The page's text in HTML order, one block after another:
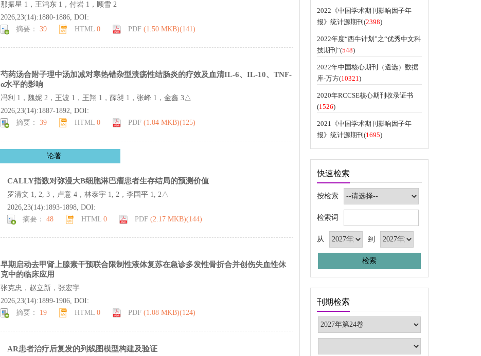
那振星 1，王鸿东 1，付岩 1，顾雪 2
2026,23(14):1880-1886, DOI:
摘要： 39 HTML 0 PDF (1.50 MKB)(141)
芍药汤合附子理中汤加减对寒热错杂型溃疡性结肠炎的疗效及血清IL-6、IL-10、TNF-
α水平的影响
冯利 1，魏妮 2，王波 1，王翔 1，薛昶 1，张峰 1，金鑫 3△
2026,23(14):1887-1892, DOI:
摘要： 39 HTML 0 PDF (1.04 MKB)(125)
论著
CALLY指数对弥漫大B细胞淋巴瘤患者生存结局的预测价值
罗清文 1, 2, 3，卢意 4，林泰宇 1, 2，李国平 1, 2△
2026,23(14):1893-1898, DOI:
摘要： 48 HTML 0 PDF (2.17 MKB)(144)
早期启动去甲肾上腺素干预联合限制性液体复苏在急诊多发性骨折合并创伤失血性休
克中的临床应用
张克忠，赵立新，张宏宇
2026,23(14):1899-1906, DOI:
摘要： 19 HTML 0 PDF (1.08 MKB)(124)
AR患者治疗后复发的列线图模型构建及验证
2022《中国学术期刊影响因子年
报》统计源期刊(2398)
2022年度“西牛计划”之“优秀中文科
技期刊”(548)
2022年中国核心期刊（遴选）数据
库-万方(10321)
2020年RCCSE核心期刊收录证书
(1526)
2021《中国学术期刊影响因子年
报》统计源期刊(1695)
快速检索
按检索
检索词
从 到
刊期检索